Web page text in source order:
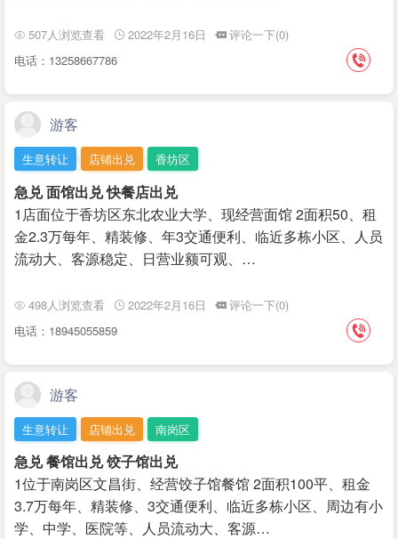
507人浏览查看 2022年2月16日
评论一下(0)
电话：13258667786
游客
生意转让 店铺出兑 香坊区
急兑 面馆出兑 快餐店出兑
1店面位于香坊区东北农业大学、现经营面馆 2面积50、租
金2.3万每年、精装修、年3交通便利、临近多栋小区、人员
流动大、客源稳定、日营业额可观、…
498人浏览查看 2022年2月16日
评论一下(0)
电话：18945055859
游客
生意转让 店铺出兑 南岗区
急兑 餐馆出兑 饺子馆出兑
1位于南岗区文昌街、经营饺子馆餐馆 2面积100平、租金
3.7万每年、精装修、3交通便利、临近多栋小区、周边有小
学、中学、医院等、人员流动大、客源…